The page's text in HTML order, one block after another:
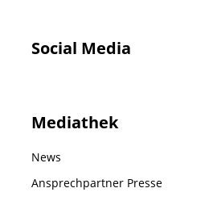
Social Media
Mediathek
News
Ansprechpartner Presse